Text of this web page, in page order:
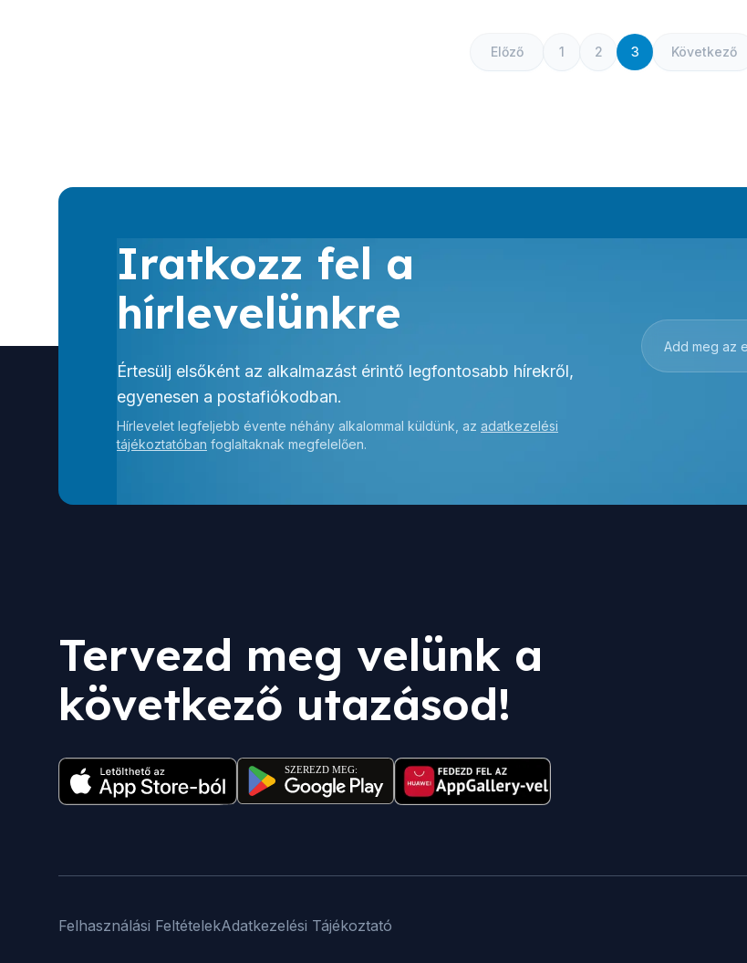
Előző 1 2 3 Következő
Iratkozz fel a
hírlevelünkre
Értesülj elsőként az alkalmazást érintő legfontosabb hírekről,
egyenesen a postafiókodban.
Hírlevelet legfeljebb évente néhány alkalommal küldünk, az adatkezelési
tájékoztatóban foglaltaknak megfelelően.
Tervezd meg velünk a
következő utazásod!
Felhasználási FeltételekAdatkezelési Tájékoztató